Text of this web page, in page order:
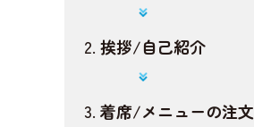
挨拶/自己紹介
着席/メニューの注文